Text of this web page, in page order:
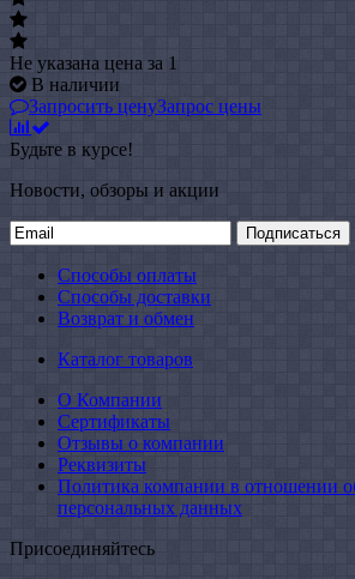
Не указана цена за 1
В наличии
Запросить ценуЗапрос цены
Будьте в курсе!
Новости, обзоры и акции
Подписаться
Способы оплаты
Способы доставки
Возврат и обмен
Каталог товаров
О Компании
Сертификаты
Отзывы о компании
Реквизиты
Политика компании в отношении
персональных данных
Присоединяйтесь